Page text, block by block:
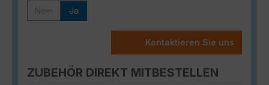
Ja
Kontaktieren Sie uns
ZUBEHÖR DIREKT MITBESTELLEN